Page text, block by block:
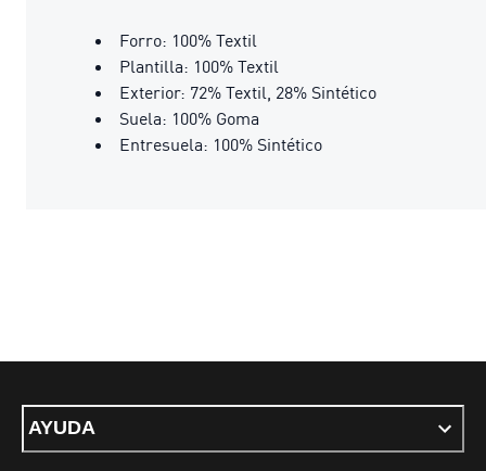
Forro: 100% Textil
Plantilla: 100% Textil
Exterior: 72% Textil, 28% Sintético
Suela: 100% Goma
Entresuela: 100% Sintético
AYUDA